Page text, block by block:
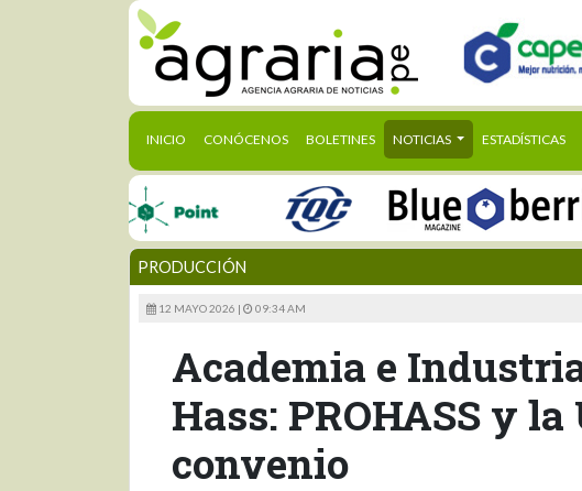
INICIO (CURRENT)
CONÓCENOS BOLETINES NOTICIAS ESTADÍSTICAS
PRODUCCIÓN
12 MAYO 2026 | 09:34 AM
Academia e
Hass: PROHASS y
convenio